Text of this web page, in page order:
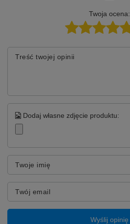
Twoja ocena:
Treść twojej opinii
Dodaj własne zdjęcie produktu:
Twoje imię
Twój email
Wyślij opinię